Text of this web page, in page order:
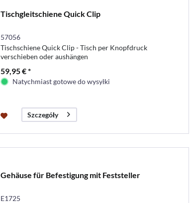
Tischgleitschiene Quick Clip
57056
Tischschiene Quick Clip - Tisch per Knopfdruck
verschieben oder aushängen
59,95 € *
Natychmiast gotowe do wysyłki
Szczegóły
Gehäuse für Befestigung mit Feststeller
E1725